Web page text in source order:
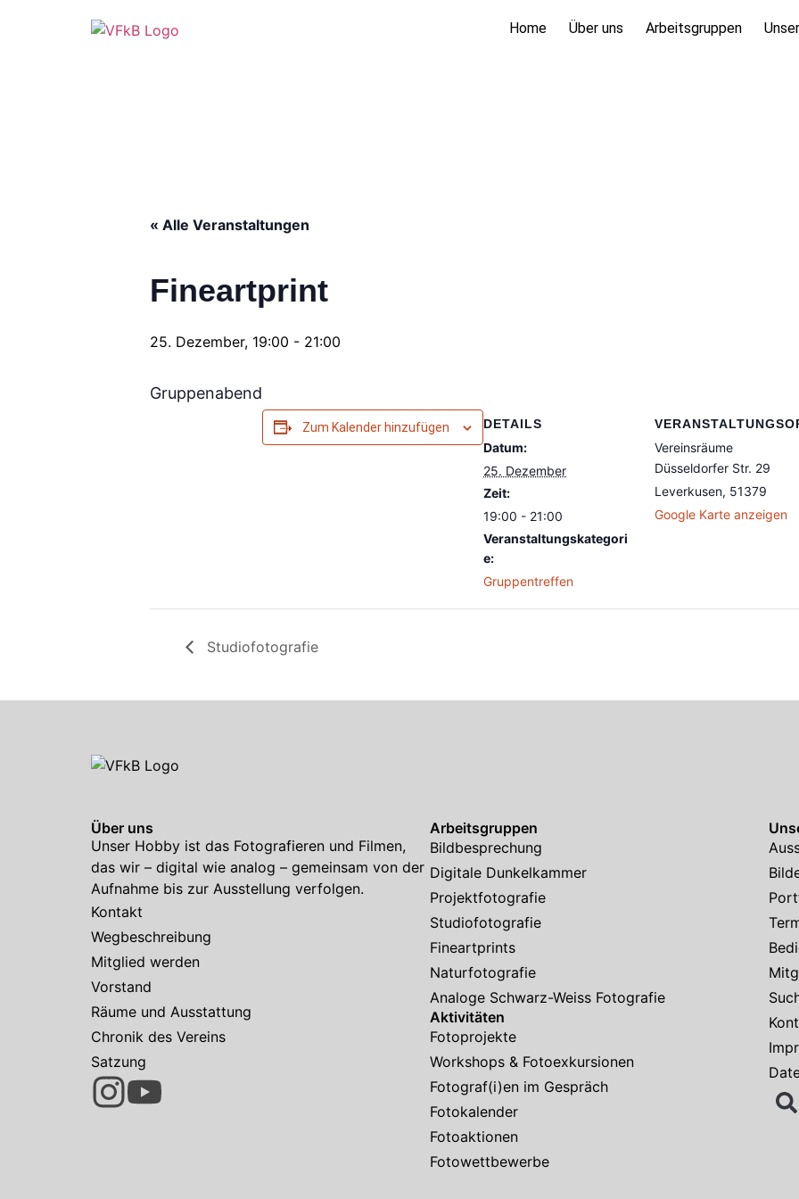
Home Über uns Arbeitsgruppen
« Alle Veranstaltungen
Fineartprint
25. Dezember, 19:00 - 21:00
Gruppenabend
Zum Kalender hinzufügen DETAILS
Datum:
25. Dezember
Zeit:
19:00 - 21:00
Veranstaltungskategori
e:
Gruppentreffen
Vereinsräume
Düsseldorfer Str. 29
Leverkusen, 51379
Google Karte anzeigen
Studiofotografie
Über uns
Unser Hobby ist das Fotografieren und Filmen,
das wir – digital wie analog – gemeinsam von der
Aufnahme bis zur Ausstellung verfolgen.
Kontakt
Wegbeschreibung
Mitglied werden
Vorstand
Räume und Ausstattung
Chronik des Vereins
Satzung
Arbeitsgruppen
Bildbesprechung
Digitale Dunkelkammer
Projektfotografie
Studiofotografie
Fineartprints
Naturfotografie
Analoge Schwarz-Weiss Fotografie
Aktivitäten
Fotoprojekte
Workshops & Fotoexkursionen
Fotograf(i)en im Gespräch
Fotokalender
Fotoaktionen
Fotowettbewerbe